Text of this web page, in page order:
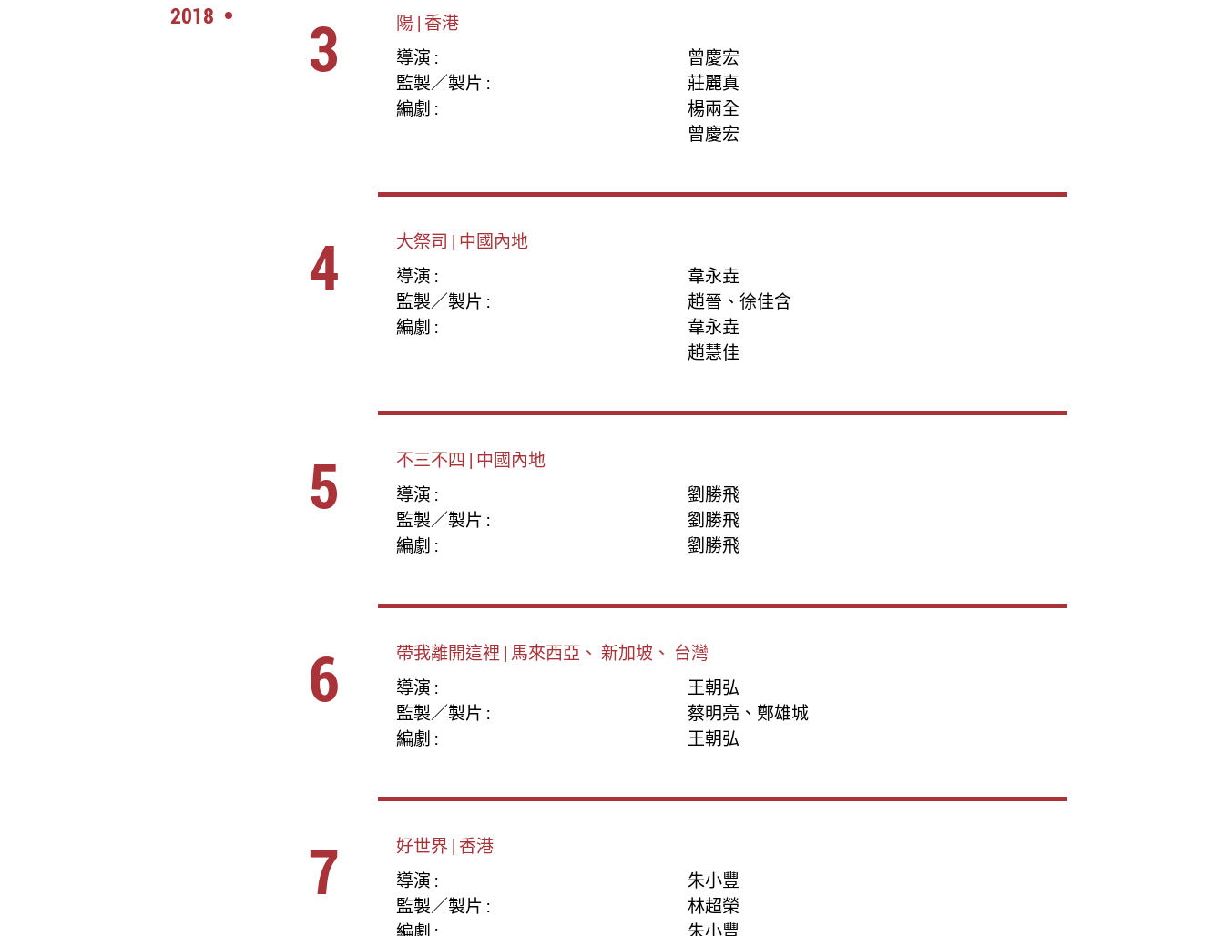
2018
3
陽 | 香港
導演 :
曾慶宏
監製／製片 :
莊麗真
編劇 :
楊兩全
曾慶宏
4
大祭司 | 中國內地
導演 :
韋永垚
監製／製片 :
趙晉、徐佳含
編劇 :
韋永垚
趙慧佳
5
不三不四 | 中國內地
導演 :
劉勝飛
監製／製片 :
劉勝飛
編劇 :
劉勝飛
6
帶我離開這裡 | 馬來西亞、 新加坡、 台灣
導演 :
王朝弘
監製／製片 :
蔡明亮、鄭雄城
編劇 :
王朝弘
7
好世界 | 香港
導演 :
朱小豐
監製／製片 :
林超榮
編劇 :
朱小豐